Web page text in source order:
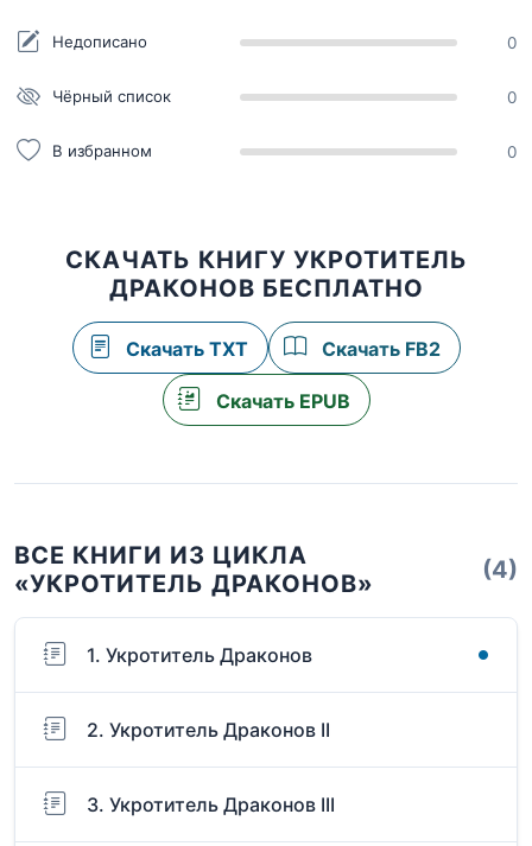
Недописано 0
Чёрный список 0
В избранном 0
СКАЧАТЬ КНИГУ УКРОТИТЕЛЬ
ДРАКОНОВ БЕСПЛАТНО
Скачать TXT Скачать FB2
Скачать EPUB
ВСЕ КНИГИ ИЗ ЦИКЛА
«УКРОТИТЕЛЬ ДРАКОНОВ»
(4)
1. Укротитель Драконов
2. Укротитель Драконов II
3. Укротитель Драконов III